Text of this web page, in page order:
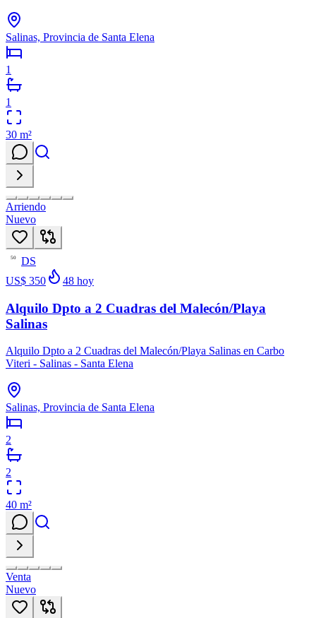
Salinas, Provincia de Santa Elena
1
1
30 m²
Arriendo
Nuevo
50
DS
US$ 350
48 hoy
Alquilo Dpto a 2 Cuadras del Malecón/Playa
Salinas
Alquilo Dpto a 2 Cuadras del Malecón/Playa Salinas en Carbo
Viteri - Salinas - Santa Elena
Salinas, Provincia de Santa Elena
2
2
40 m²
Venta
Nuevo